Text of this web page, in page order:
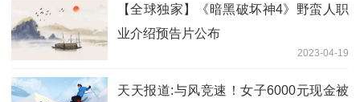
【全球独家】《暗黑破坏神4》野蛮人职
业介绍预告片公布
2023-04-19
天天报道:与风竞速！女子6000元现金被